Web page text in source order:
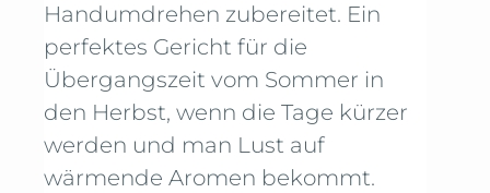
Handumdrehen zubereitet. Ein
perfektes Gericht für die
Übergangszeit vom Sommer in
den Herbst, wenn die Tage kürzer
werden und man Lust auf
wärmende Aromen bekommt.